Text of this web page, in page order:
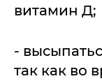
витамин Д;
-
так как во